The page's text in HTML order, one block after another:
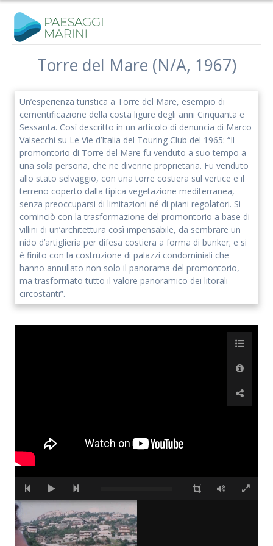
Iscriviti alla nostra newsletter
Rimani aggiornato sulle nostre iniziative e l'andamento del
nostro progetto di ricerca.
Accetto che i miei dati personali vengano registrati da questa
applicazione secondo la vostra normativa sulla privacy
Salta
Torre del Mare (N/A, 1967)
Un’esperienza turistica a Torre del Mare, esempio di
cementificazione della costa ligure degli anni Cinquanta e
Sessanta. Così descritto in un articolo di denuncia di Marco
Valsecchi su Le Vie d’Italia del Touring Club del 1965: “Il
promontorio di Torre del Mare fu venduto a suo tempo a
una sola persona, che ne divenne proprietaria. Fu venduto
allo stato selvaggio, con una torre costiera sul vertice e il
terreno coperto dalla tipica vegetazione mediterranea,
senza preoccuparsi di limitazioni né di piani regolatori. Si
cominciò con la trasformazione del promontorio a base di
villini di un’architettura così impensabile, da sembrare un
nido d’artiglieria per difesa costiera a forma di bunker; e si
è finito con la costruzione di palazzi condominiali che
hanno annullato non solo il panorama del promontorio,
ma trasformato tutto il valore panoramico dei litorali
circostanti”.